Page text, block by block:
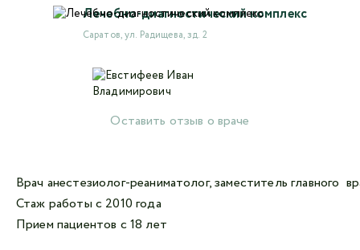
Оставить отзыв о враче
Лечебно-диагностический комплекс
Саратов, ул. Радищева, зд. 2
Врач анестезиолог-реаниматолог, заместитель главного
Стаж работы с 2010 года
Прием пациентов с 18 лет
Ваша оценка
или войти через VK ID с использованием данных
из сервиса